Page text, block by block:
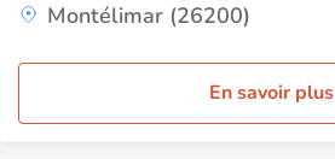
Montélimar (26200)
En savoir plus